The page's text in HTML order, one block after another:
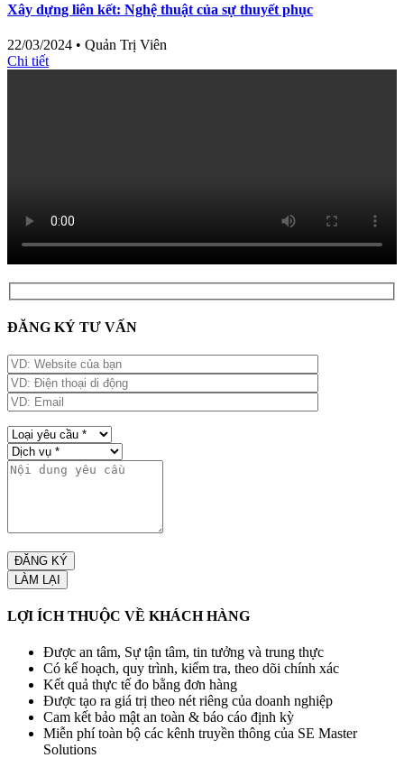
Xây dựng liên kết: Nghệ thuật của sự thuyết phục
22/03/2024 • Quản Trị Viên
Chi tiết
ĐĂNG KÝ TƯ VẤN
LỢI ÍCH THUỘC VỀ KHÁCH HÀNG
Được an tâm, Sự tận tâm, tin tưởng và trung thực
Có kế hoạch, quy trình, kiểm tra, theo dõi chính xác
Kết quả thực tế đo bằng đơn hàng
Được tạo ra giá trị theo nét riêng của doanh nghiệp
Cam kết bảo mật an toàn & báo cáo định kỳ
Miễn phí toàn bộ các kênh truyền thông của SE Master
Solutions